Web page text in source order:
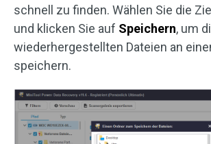
schnell zu finden. Wählen Sie die
und klicken Sie auf Speichern, um
wiederhergestellten Dateien an
speichern.